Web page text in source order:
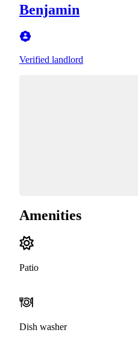
Benjamin
Verified landlord
Amenities
Patio
Dish washer